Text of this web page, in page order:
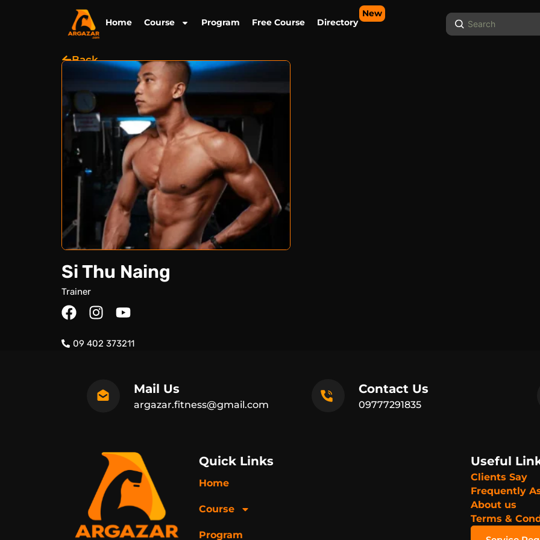
Home Course Program Free Course Directory
New
Search
...
Back
အကြောင်းအရာ
CPT (MFTA)
ကျွမ်းကျင်မှုနယ်ပယ်များ
အတွေ့အကြုံများ
သင်တန်းကြေး
တည်နေရာ
Shan State
Si Thu Naing
Trainer
F
a
c
e
I
n
s
t
r
Y
o
u
t
09 402 373211
Mail Us
argazar.fitness@gmail.com
Contact Us
09777291835
Quick Links
Home
Course
Program
Useful
Clients Say
Frequently
About us
Terms &